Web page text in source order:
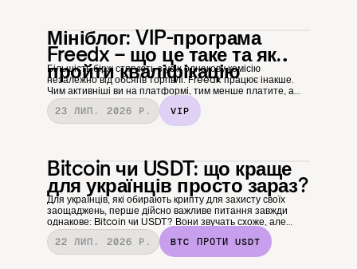
Мініблог: VIP-програма
Freedx – що це таке та як
пройти кваліфікацію
Більшість бірж стягують з усіх однакову комісію
незалежно від обсягів торгівлі. Freedx працює інакше.
Чим активніші ви на платформі, тим менше платите, а
програма VIP робить так, щоб це відбувалося
автоматично.
23 ЛИП. 2026 Р. VIP
Bitcoin чи USDT: що краще
для українців просто зараз?
Для українців, які обирають крипту для захисту своїх
заощаджень, перше дійсно важливе питання завжди
однакове: Bitcoin чи USDT? Вони звучать схоже, але
працюють абсолютно по-різному. В умовах економіки, де
стабільність не є гарантованою, правильний вибір важить
набагато більше, ніж здається на перший погляд. Нижче
22 ЛИП. 2026 Р. BTC ПРОТИ USDT